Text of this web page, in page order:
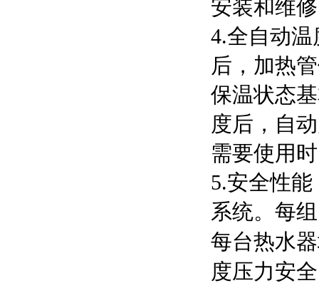
安装和维
4.全自动
后，加热
保温状态
度后，自
需要使用
5.安全性
系统。每
每台热水
度压力安